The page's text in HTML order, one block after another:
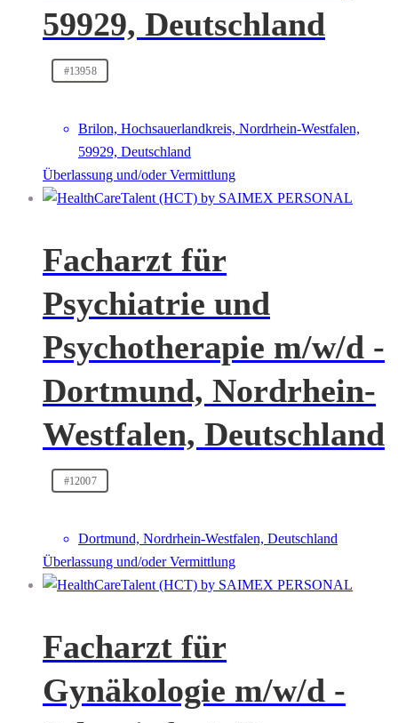
59929, Deutschland
#13958
Brilon, Hochsauerlandkreis, Nordrhein-Westfalen,
59929, Deutschland
Überlassung und/oder Vermittlung
Facharzt für
Psychiatrie und
Psychotherapie m/w/d -
Dortmund, Nordrhein-
Westfalen, Deutschland
#12007
Dortmund, Nordrhein-Westfalen, Deutschland
Überlassung und/oder Vermittlung
Facharzt für
Gynäkologie m/w/d -